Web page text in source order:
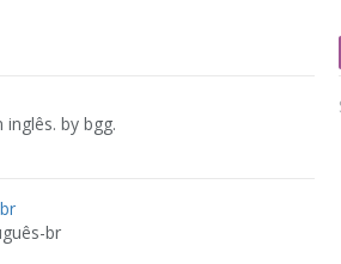
by bgg.
br